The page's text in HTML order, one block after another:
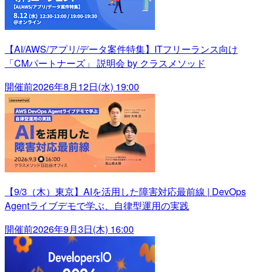
【AI/AWS/アプリ/データ案件特集】ITフリーランス向け
「CMパートナーズ」 説明会 by クラスメソッド
開催前2026年8月12日(水) 19:00
【9/3（木）東京】AIを活用した障害対応最前線 | DevOps
Agentライブデモで学ぶ、自律型運用の実践
開催前2026年9月3日(木) 16:00